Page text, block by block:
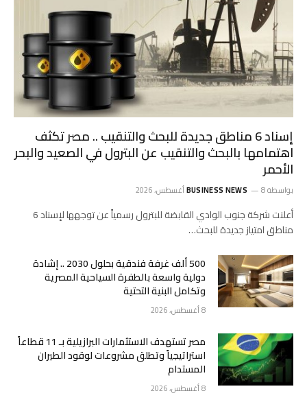
إسناد 6 مناطق جديدة للبحث والتنقيب .. مصر تكثف
اهتمامها بالبحث والتنقيب عن البترول في الصعيد والبحر
الأحمر
بواسطة BUSINESS NEWS 8 أغسطس، 2026
أعلنت شركة جنوب الوادي القابضة للبترول رسمياً عن توجهها لإسناد 6
مناطق امتياز جديدة للبحث…
500 ألف غرفة فندقية بحلول 2030 .. إشادة
دولية واسعة بالطفرة السياحية المصرية
وتكامل البنية التحتية
8 أغسطس، 2026
مصر تستهدف الاستثمارات البرازيلية بـ 11 قطاعاً
استراتيجياً وتطلق مشروعات لوقود الطيران
المستدام
8 أغسطس، 2026